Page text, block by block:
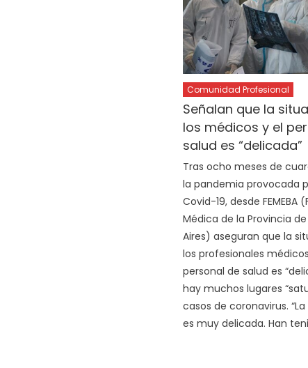
Comunidad Profesional
Señalan que la
los médicos y el
salud es “delicada”
Tras ocho meses de
la pandemia provocada
Covid-19, desde FEMEBA
Médica de la Provincia
Aires) aseguran que la
los profesionales
personal de salud es
hay muchos lugares
casos de coronavirus.
es muy delicada. Han